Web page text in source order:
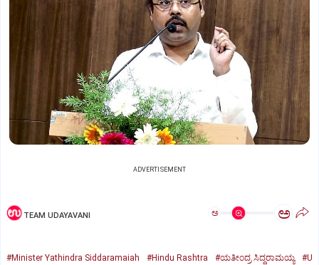
ADVERTISEMENT
TEAM UDAYAVANI ಅ ಅ
#Minister Yathindra Siddaramaiah #Hindu Rashtra #ಯತೀಂದ್ರ ಸಿದ್ದರಾಮಯ್ಯ
#U